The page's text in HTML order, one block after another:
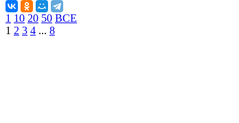
1 10 20 50 ВСЕ
1 2 3 4 ... 8